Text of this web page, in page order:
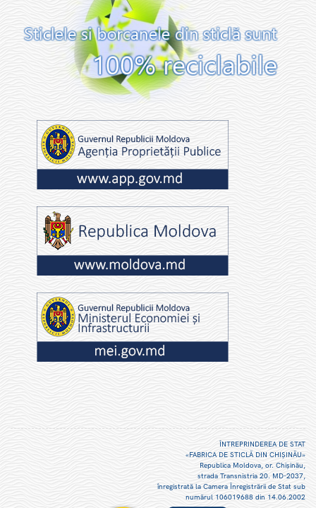
ÎNTREPRINDEREA DE STAT
«FABRICA DE STICLĂ DIN CHIŞINĂU»
Republica Moldova, or. Chişinău,
strada Transnistria 20. MD-2037,
înregistrată la Camera Înregistrării de Stat sub
numărul 106019688 din 14.06.2002